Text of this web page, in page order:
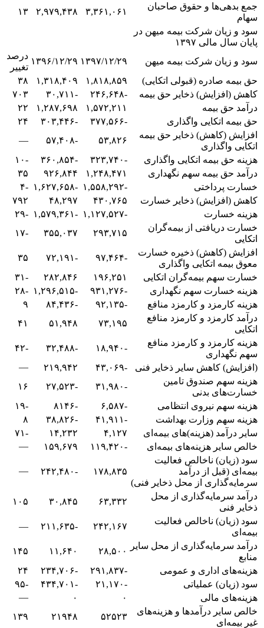
جمع بدهی‌ها و حقوق صاحبان
سهام
۳,۳۶۱,۰۶۱ ۲,۹۷۹,۴۳۸
۱۳
سود و زیان شرکت بیمه میهن در
پایان سال مالی ۱۳۹۷
سود و زیان شرکت بیمه میهن
۱۳۹۷/۱۲/۲۹ ۱۳۹۶/۱۲/۲۹
درصد
تغییر
حق بیمه صادره (قبولی اتکایی)
۱,۸۱۸,۸۵۹ ۱,۳۱۸,۴۰۹
۳۸
کاهش (افزایش) ذخایر حق بیمه
-۲۴۶,۶۴۸ -۳۰,۷۱۱
۷۰۳
درآمد حق بیمه
۱,۵۷۲,۲۱۱ ۱,۲۸۷,۶۹۸
۲۲
حق بیمه اتکایی واگذاری
-۳۷۷,۵۶۶ -۳۰۳,۴۴۶
۲۴
افزایش (کاهش) ذخایر حق بیمه
اتکایی واگذاری
۵۳,۸۲۶ -۵۷,۴۰۸
—
هزینه حق بیمه اتکایی واگذاری
-۳۲۳,۷۴۰ -۳۶۰,۸۵۴
-۱۰
درآمد حق بیمه سهم نگهداری
۱,۲۴۸,۴۷۱ ۹۲۶,۸۴۴
۳۵
خسارت پرداختی
-۱,۵۵۸,۲۹۲ -۱,۶۲۷,۶۵۸
-۴
کاهش (افزایش) ذخایر خسارت
۴۳۰,۷۶۵ ۴۸,۲۹۷
۷۹۲
هزینه خسارت
-۱,۱۲۷,۵۲۷ -۱,۵۷۹,۳۶۱
-۲۹
خسارت دریافتی از بیمه‌گران
اتکایی
۲۹۳,۷۱۵ ۳۵۵,۰۳۷
-۱۷
افزایش (کاهش) ذخیره خسارت
معوق بیمه اتکایی واگذاری
-۹۷,۴۶۴ -۷۲,۱۹۱
۳۵
خسارت سهم بیمه‌گران اتکایی
۱۹۶,۲۵۱ ۲۸۲,۸۴۶
-۳۱
هزینه خسارت سهم نگهداری
-۹۳۱,۲۷۶ -۱,۲۹۶,۵۱۵
-۲۸
هزینه کارمزد و کارمزد منافع
-۹۲,۱۳۵ -۸۴,۴۳۶
۹
درآمد کارمزد و کارمزد منافع
اتکایی
۷۳,۱۹۵ ۵۱,۹۴۸
۴۱
هزینه کارمزد و کارمزد منافع
سهم نگهداری
-۱۸,۹۴۰ -۳۲,۴۸۸
-۴۲
(افزایش) کاهش سایر ذخایر فنی
-۴۳,۰۶۹ ۲۱۹,۹۴۲
—
هزینه سهم صندوق تامین
خسارت‌های بدنی
-۳۱,۹۸۰ -۲۷,۵۲۳
۱۶
هزینه سهم نیروی انتظامی
-۶,۵۸۷ -۸۱۴۶
-۱۹
هزینه سهم وزارت بهداشت
-۴۱,۹۱۱ -۳۸,۸۲۶
۸
سایر درآمد (هزینه)‌های بیمه‌ای
۴,۱۲۷ ۱۴,۲۳۲
-۷۱
خالص سایر هزینه‌های بیمه‌ای
-۱۱۹,۴۲۰ ۱۵۹,۶۷۹
—
سود (زیان) ناخالص فعالیت
بیمه‌ای (قبل از درآمد
سرمایه‌گذاری از محل ذخایر فنی)
۱۷۸,۸۳۵ -۲۴۲,۴۸۰ —
درآمد سرمایه‌گذاری از محل
ذخایر فنی
۶۳,۳۳۲ ۳۰,۸۴۵
۱۰۵
سود (زیان) ناخالص فعالیت
بیمه‌ای
۲۴۲,۱۶۷ -۲۱۱,۶۳۵
—
درآمد سرمایه‌گذاری از محل سایر
منابع
۲۸,۵۰۰ ۱۱,۶۴۰
۱۴۵
هزینه‌های اداری و عمومی
-۲۹۱,۸۳۷ -۲۳۴,۷۰۶
۲۴
سود (زیان) عملیاتی
-۲۱,۱۷۰ -۴۳۴,۷۰۱
-۹۵
هزینه‌های مالی
۰ ۰
—
خالص سایر درآمدها و هزینه‌های
غیر بیمه‌ای
۵۲۵۲۳ ۲۱۹۴۸
۱۳۹